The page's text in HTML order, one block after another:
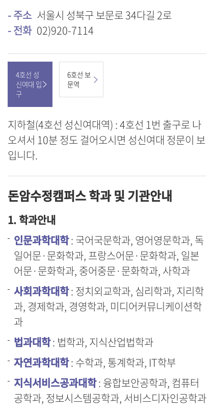
- 주소 서울시 성북구 보문로 34다길 2로
- 전화 02)920-7114
4호선 성
신여대 입
구
6호선 보
문역
지하철(4호선 성신여대역) : 4호선 1번 출구로 나
오셔서 10분 정도 걸어오시면 성신여대 정문이 보
입니다.
돈암수정캠퍼스 학과 및 기관안내
1. 학과안내
인문과학대학: 국어국문학과, 영어영문학과, 독
일어문·문화학과, 프랑스어문·문화학과, 일본
어문·문화학과, 중어중문·문화학과, 사학과
사회과학대학: 정치외교학과, 심리학과, 지리학
과, 경제학과, 경영학과, 미디어커뮤니케이션학
과
법과대학: 법학과, 지식산업법학과
자연과학대학: 수학과, 통계학과, IT학부
지식서비스공과대학: 융합보안공학과, 컴퓨터
공학과, 정보시스템공학과, 서비스디자인공학과